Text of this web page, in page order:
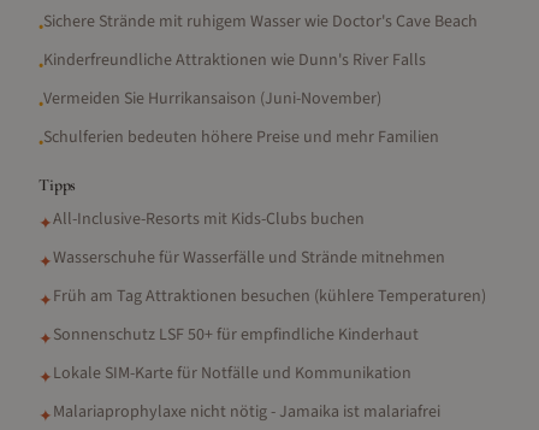
•Sichere Strände mit ruhigem Wasser wie Doctor's Cave Beach
•Kinderfreundliche Attraktionen wie Dunn's River Falls
•Vermeiden Sie Hurrikansaison (Juni-November)
•Schulferien bedeuten höhere Preise und mehr Familien
Tipps
✦All-Inclusive-Resorts mit Kids-Clubs buchen
✦Wasserschuhe für Wasserfälle und Strände mitnehmen
✦Früh am Tag Attraktionen besuchen (kühlere Temperaturen)
✦Sonnenschutz LSF 50+ für empfindliche Kinderhaut
✦Lokale SIM-Karte für Notfälle und Kommunikation
✦Malariaprophylaxe nicht nötig - Jamaika ist malariafrei